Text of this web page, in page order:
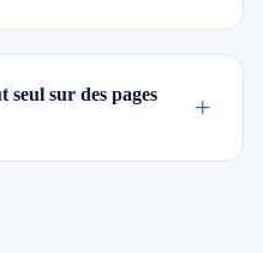
sur des pages
+